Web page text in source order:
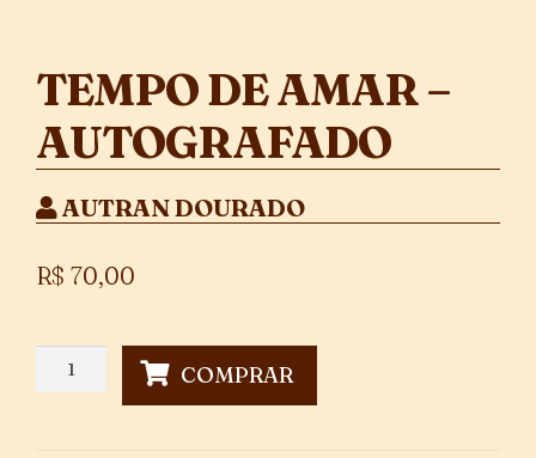
TEMPO DE AMAR –
AUTOGRAFADO
AUTRAN DOURADO
R$ 70,00
COMPRAR